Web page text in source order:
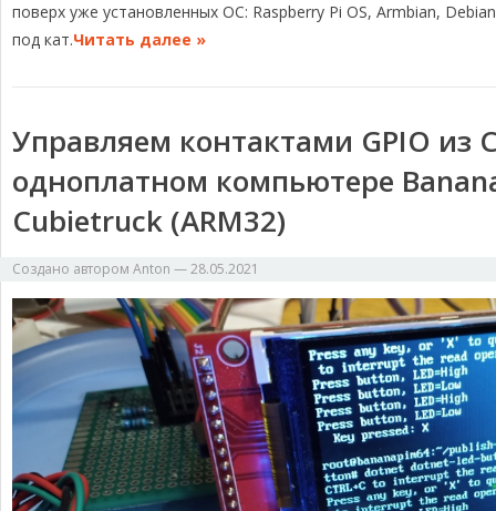
поверх уже установленных ОС: Raspberry Pi OS, Armbian,
под кат.Читать далее »
Управляем контактами GPIO из
одноплатном компьютере
Cubietruck (ARM32)
Создано автором Anton —28.05.2021